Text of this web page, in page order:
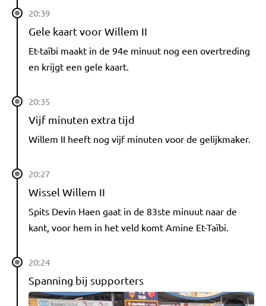
20:39
Gele kaart voor Willem II
Et-taïbi maakt in de 94e minuut nog een overtreding
en krijgt een gele kaart.
20:35
Vijf minuten extra tijd
Willem II heeft nog vijf minuten voor de gelijkmaker.
20:27
Wissel Willem II
Spits Devin Haen gaat in de 83ste minuut naar de
kant, voor hem in het veld komt Amine Et-Taïbi.
20:24
Spanning bij supporters